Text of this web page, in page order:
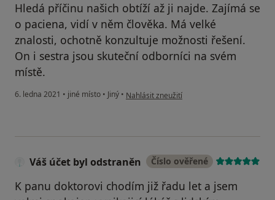
Hledá příčinu našich obtíží až ji najde. Zajímá se
o paciena, vidí v něm člověka. Má velké
znalosti, ochotně konzultuje možnosti řešení.
On i sestra jsou skuteční odborníci na svém
místě.
6. ledna 2021 • jiné místo • Jiný • podle názoru uživatele Váš účet byl
Nahlásit zneužití
Váš účet byl odstraněn Číslo ověřené
K panu doktorovi chodím již řadu let a jsem